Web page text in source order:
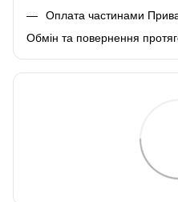
Оплата частинами
Обмін та повернення